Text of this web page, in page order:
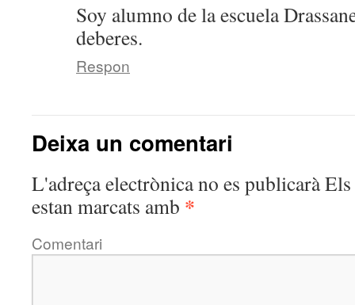
Soy alumno de la escuela
deberes.
Respon
Deixa un comentari
L'adreça electrònica no es publicaràEls
estan marcats amb *
Comentari